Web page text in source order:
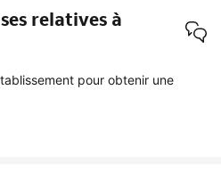
relatives à
pour obtenir une